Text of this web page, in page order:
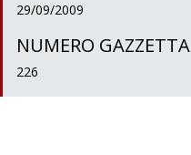
29/09/2009
NUMERO GAZZETTA
226